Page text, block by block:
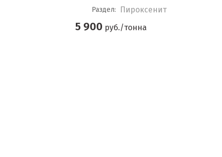
Раздел: Пироксенит
5 900 руб./тонна